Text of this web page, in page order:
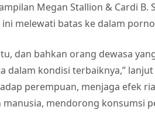
Megan Stallion & Cardi B.
melewati batas ke dalam
dan bahkan orang dewasa
kondisi terbaiknya,”
perempuan, menjaga efek
mendorong konsumsi